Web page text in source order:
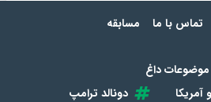
تماس با ما مسابقه
موضوعات داغ
دونالد ترامپ